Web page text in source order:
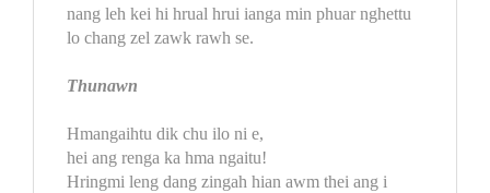
nang leh kei hi hrual hrui ianga min phuar nghettu
lo chang zel zawk rawh se.
Thunawn
Hmangaihtu dik chu ilo ni e,
hei ang renga ka hma ngaitu!
Hringmi leng dang zingah hian awm thei ang i